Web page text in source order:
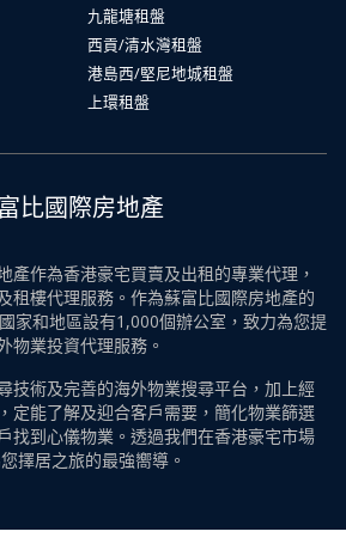
九龍塘租盤
西貢/清水灣租盤
港島西/堅尼地城租盤
上環租盤
比國際房地產
產作為香港豪宅買賣及出租的專業代理，
租樓代理服務。作為蘇富比國際房地產的
家和地區設有1,000個辦公室，致力為您提
物業投資代理服務。
技術及完善的海外物業搜尋平台，加上經
定能了解及迎合客戶需要，簡化物業篩選
找到心儀物業。透過我們在香港豪宅市場
擇居之旅的最強嚮導。